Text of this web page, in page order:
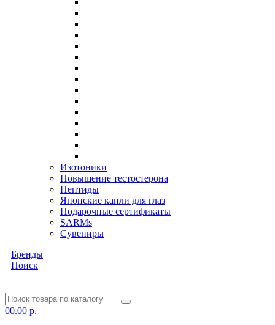
Изотоники
Повышение тестостерона
Пептиды
Японские капли для глаз
Подарочные сертификаты
SARMs
Сувениры
Бренды
Поиск
00.00 р.